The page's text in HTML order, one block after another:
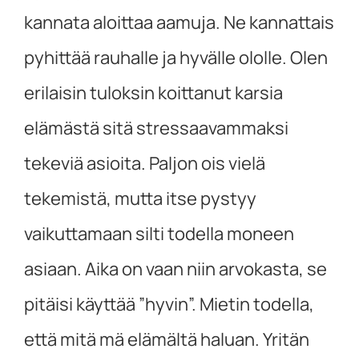
kannata aloittaa aamuja. Ne kannattais
pyhittää rauhalle ja hyvälle ololle. Olen
erilaisin tuloksin koittanut karsia
elämästä sitä stressaavammaksi
tekeviä asioita. Paljon ois vielä
tekemistä, mutta itse pystyy
vaikuttamaan silti todella moneen
asiaan. Aika on vaan niin arvokasta, se
pitäisi käyttää ”hyvin”. Mietin todella,
että mitä mä elämältä haluan. Yritän